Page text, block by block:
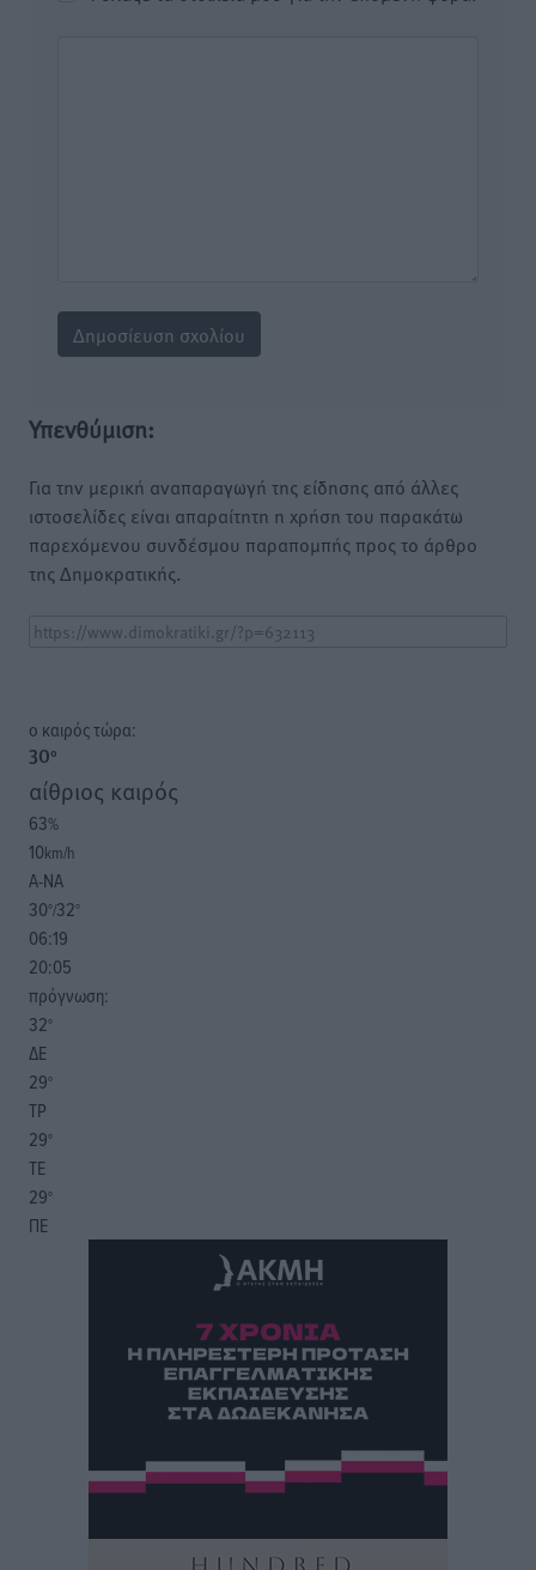
Υπενθύμιση:
Για την μερική αναπαραγωγή της είδησης από άλλες
ιστοσελίδες είναι απαραίτητη η χρήση του παρακάτω
παρεχόμενου συνδέσμου παραπομπής προς το άρθρο
της Δημοκρατικής.
o καιρός τώρα:
30°
αίθριος καιρός
63%
10km/h
Α-ΝΑ
30°/32°
06:19
20:05
πρόγνωση:
32°
ΔΕ
29°
ΤΡ
29°
ΤΕ
29°
ΠΕ